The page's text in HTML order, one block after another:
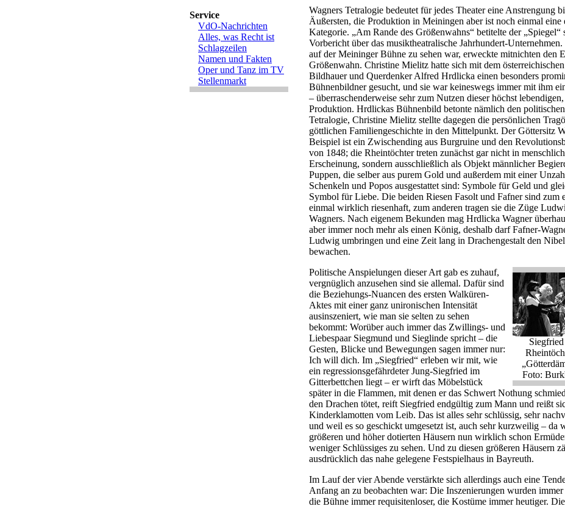
Service
VdO-Nachrichten
Alles, was Recht ist
Schlagzeilen
Namen und Fakten
Oper und Tanz im TV
Stellenmarkt
Wagners Tetralogie bedeutet für jedes Theater eine Anstrengung
Äußersten, die Produktion in Meiningen aber ist noch einmal eine
Kategorie. „Am Rande des Größenwahns“ betitelte der „Spiegel“
Vorbericht über das musiktheatralische Jahrhundert-
auf der Meininger Bühne zu sehen war, erweckte mitnichten den
Größenwahn. Christine Mielitz hatte sich mit dem
Bildhauer und Querdenker Alfred Hrdlicka einen besonders
Bühnenbildner gesucht, und sie war keineswegs immer mit ihm
– überraschenderweise sehr zum Nutzen dieser höchst
Produktion. Hrdlickas Bühnenbild betonte nämlich den
Tetralogie, Christine Mielitz stellte dagegen die persönlichen
göttlichen Familiengeschichte in den Mittelpunkt. Der Göttersitz
Beispiel ist ein Zwischending aus Burgruine und den
von 1848; die Rheintöchter treten zunächst gar nicht in
Erscheinung, sondern ausschließlich als Objekt männlicher
Puppen, die selber aus purem Gold und außerdem mit einer
Schenkeln und Popos ausgestattet sind: Symbole für Geld und
Symbol für Liebe. Die beiden Riesen Fasolt und Fafner sind zum
einmal wirklich riesenhaft, zum anderen tragen sie die Züge
Wagners. Nach eigenem Bekunden mag Hrdlicka Wagner
aber immer noch mehr als einen König, deshalb darf Fafner-
Ludwig umbringen und eine Zeit lang in Drachengestalt den
bewachen.
Foto:
Politische Anspielungen dieser Art gab es zuhauf,
vergnüglich anzusehen sind sie allemal. Dafür sind
die Beziehungs-Nuancen des ersten Walküren-
Aktes mit einer ganz unironischen Intensität
ausinszeniert, wie man sie selten zu sehen
bekommt: Worüber auch immer das Zwillings- und
Liebespaar Siegmund und Sieglinde spricht – die
Gesten, Blicke und Bewegungen sagen immer nur:
Ich will dich. Im „Siegfried“ erleben wir mit, wie
ein regressionsgefährdeter Jung-Siegfried im
Gitterbettchen liegt – er wirft das Möbelstück
später in die Flammen, mit denen er das Schwert Nothung
den Drachen tötet, reift Siegfried endgültig zum Mann und reißt
Kinderklamotten vom Leib. Das ist alles sehr schlüssig, sehr
und weil es so geschickt umgesetzt ist, auch sehr kurzweilig – da
größeren und höher dotierten Häusern nun wirklich schon
weniger Schlüssiges zu sehen. Und zu diesen größeren Häusern
ausdrücklich das nahe gelegene Festspielhaus in Bayreuth.
Im Lauf der vier Abende verstärkte sich allerdings auch eine
Anfang an zu beobachten war: Die Inszenierungen wurden immer
die Bühne immer requisitenloser, die Kostüme immer heutiger.